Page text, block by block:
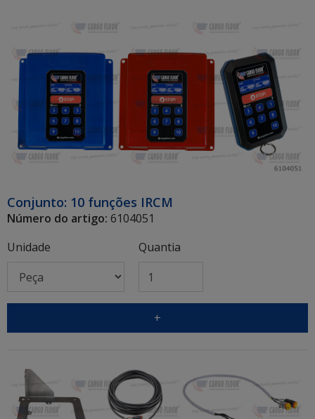
Conjunto: 10 funções IRCM
Número do artigo: 6104051
Unidade
Quantia
+